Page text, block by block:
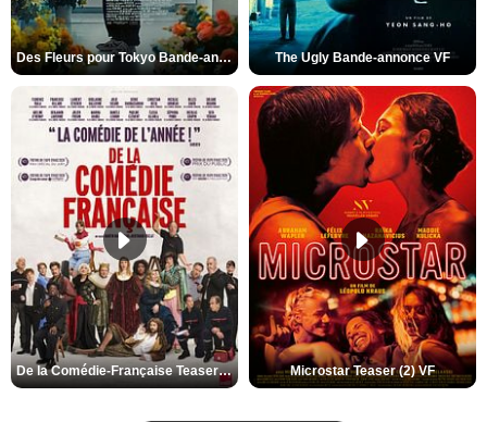
Des Fleurs pour Tokyo Bande-annonce VO STFR The Ugly Bande-annonce VF
De la Comédie-Française Teaser (3) VF Microstar Teaser (2) VF